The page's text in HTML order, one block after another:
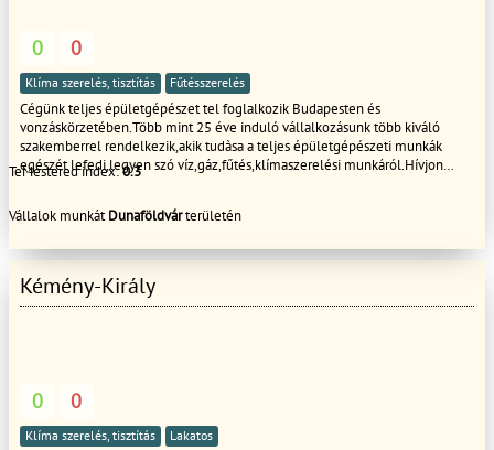
0 0
Klíma szerelés, tisztítás Fűtésszerelés
Cégünk teljes épületgépészet tel foglalkozik Budapesten és
vonzáskörzetében.Több mint 25 éve induló vállalkozásunk több kiváló
szakemberrel rendelkezik,akik tudàsa a teljes épületgépészeti munkák
egészét lefedi,legyen szó víz,gáz,fűtés,klímaszerelési munkáról.Hívjon
TeMestered index:0.3
Vállalok munkátDunaföldvárterületén
Kémény-Király
0 0
Klíma szerelés, tisztítás Lakatos